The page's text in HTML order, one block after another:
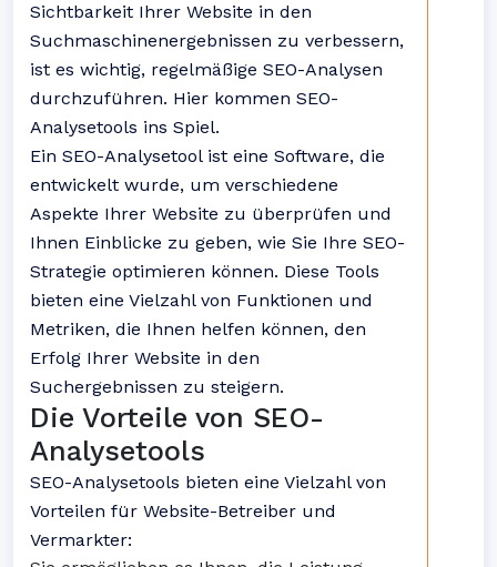
Sichtbarkeit Ihrer Website in den
Suchmaschinenergebnissen zu verbessern,
ist es wichtig, regelmäßige SEO-Analysen
durchzuführen. Hier kommen SEO-
Analysetools ins Spiel.
Ein SEO-Analysetool ist eine Software, die
entwickelt wurde, um verschiedene
Aspekte Ihrer Website zu überprüfen und
Ihnen Einblicke zu geben, wie Sie Ihre SEO-
Strategie optimieren können. Diese Tools
bieten eine Vielzahl von Funktionen und
Metriken, die Ihnen helfen können, den
Erfolg Ihrer Website in den
Suchergebnissen zu steigern.
Die Vorteile von SEO-
Analysetools
SEO-Analysetools bieten eine Vielzahl von
Vorteilen für Website-Betreiber und
Vermarkter: